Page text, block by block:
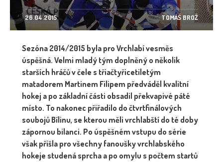
26.04.2015 TOMÁŠ BROŽ
Sezóna 2014/2015 byla pro Vrchlabí vesměs
úspěšná. Velmi mladý tým doplněný o několik
starších hráčů v čele s třiačtyřicetiletým
matadorem Martinem Filipem předváděl kvalitní
hokej a po základní části obsadil překvapivé páté
místo. To nakonec přiřadilo do čtvrtfinálových
soubojů Bílinu, se kterou měli vrchlabští do té doby
zápornou bilanci. Po úspěšném vstupu do série
však přišla pro všechny fanoušky vrchlabského
hokeje studená sprcha a po omylu s počtem startů